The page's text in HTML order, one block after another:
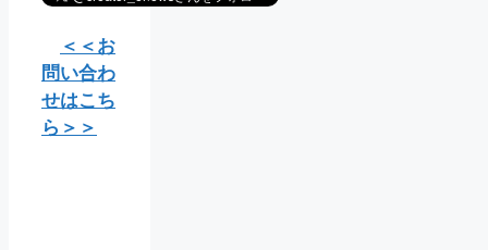
＜＜お
問い合わ
せはこち
ら＞＞